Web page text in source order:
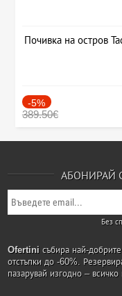
Почивка на остров
-5%
389.50€
АБОНИРАЙ
Без
Ofertini събира най-
отстъпки до -60%.
пазарувай изгодно –